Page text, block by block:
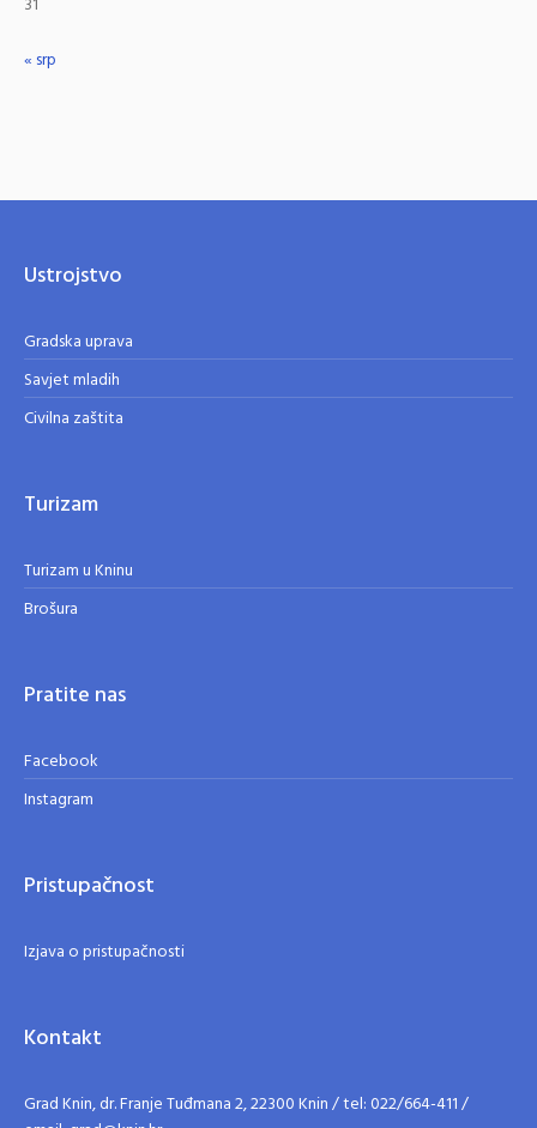
« srp
Ustrojstvo
Gradska uprava
Savjet mladih
Civilna zaštita
Turizam
Turizam u Kninu
Brošura
Pratite nas
Facebook
Instagram
Pristupačnost
Izjava o pristupačnosti
Kontakt
Grad Knin, dr. Franje Tuđmana 2, 22300 Knin / tel: 022/664-411 /